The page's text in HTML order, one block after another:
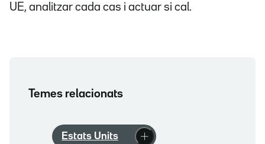
UE, analitzar cada cas i actuar si cal.
Temes relacionats
Estats Units